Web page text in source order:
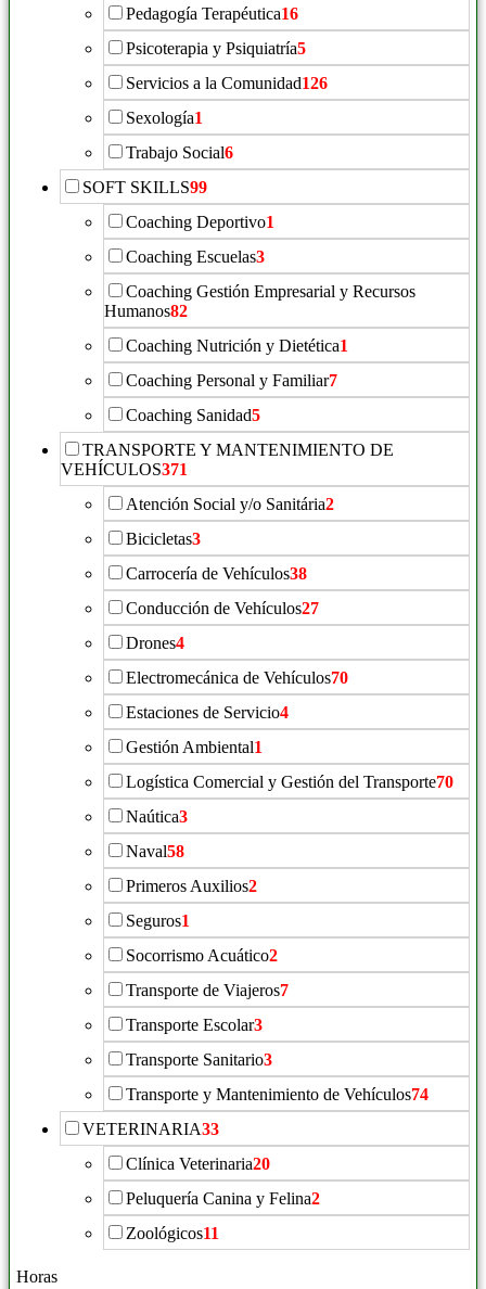
Pedagogía Terapéutica16
Psicoterapia y Psiquiatría5
Servicios a la Comunidad126
Sexología1
Trabajo Social6
SOFT SKILLS99
Coaching Deportivo1
Coaching Escuelas3
Coaching Gestión Empresarial y Recursos
Humanos82
Coaching Nutrición y Dietética1
Coaching Personal y Familiar7
Coaching Sanidad5
TRANSPORTE Y MANTENIMIENTO DE
VEHÍCULOS371
Atención Social y/o Sanitária2
Bicicletas3
Carrocería de Vehículos38
Conducción de Vehículos27
Drones4
Electromecánica de Vehículos70
Estaciones de Servicio4
Gestión Ambiental1
Logística Comercial y Gestión del Transporte70
Naútica3
Naval58
Primeros Auxilios2
Seguros1
Socorrismo Acuático2
Transporte de Viajeros7
Transporte Escolar3
Transporte Sanitario3
Transporte y Mantenimiento de Vehículos74
VETERINARIA33
Clínica Veterinaria20
Peluquería Canina y Felina2
Zoológicos11
Horas